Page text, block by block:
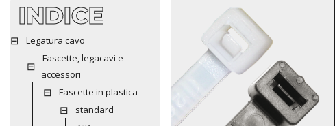
INDICE
Legatura cavo
Fascette, legacavi e
accessori
Fascette in plastica
standard